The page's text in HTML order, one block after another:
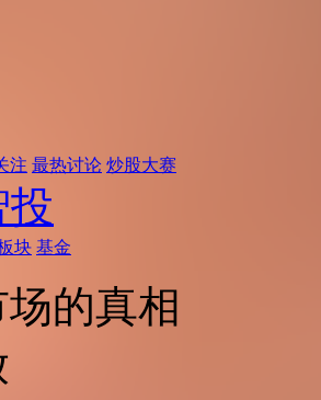
注 最热讨论 炒股大赛
投
块 基金
的真相